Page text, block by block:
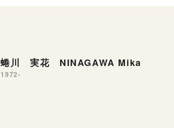
蜷川 実花 NINAGAWA Mika
1972-